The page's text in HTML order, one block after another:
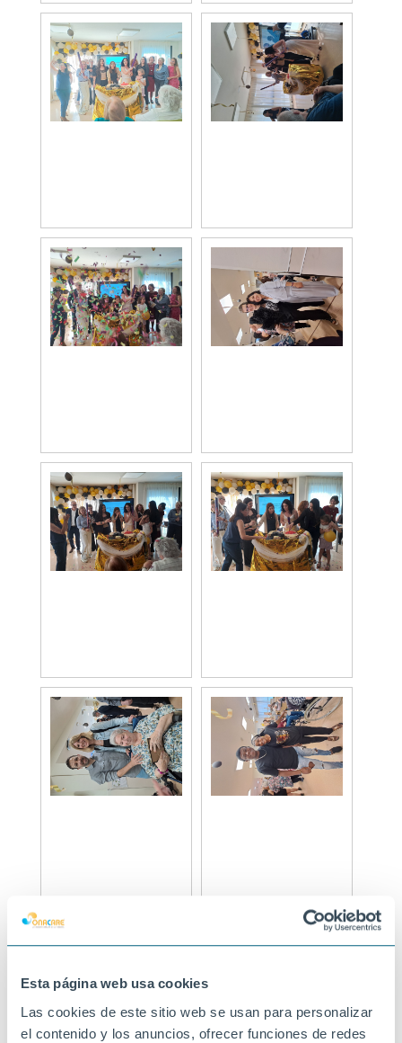
Esta página web usa cookies
Las cookies de este sitio web se usan para personalizar
el contenido y los anuncios, ofrecer funciones de redes